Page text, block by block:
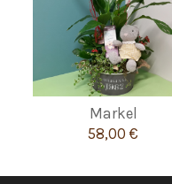
Markel
58,00 €